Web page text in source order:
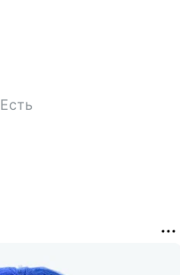
Есть